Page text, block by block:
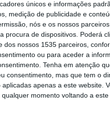
únicos e informações
medição de publicidade e
nós e os nossos
procura de dispositivos. Poderá
nossos 1535 parceiros,
ou para aceder a
Tenha em atenção
consentimento, mas que tem o
apenas a este website.
momento voltando a